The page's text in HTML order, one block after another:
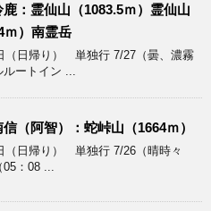
：霊仙山（1083.5ｍ）霊仙山
ｍ）南霊岳
（日帰り） 単独行 7/27（曇、濃霧
ートイン ...
（阿智）：蛇峠山（1664ｍ）
（日帰り） 単独行 7/26（晴時々
：08 ...